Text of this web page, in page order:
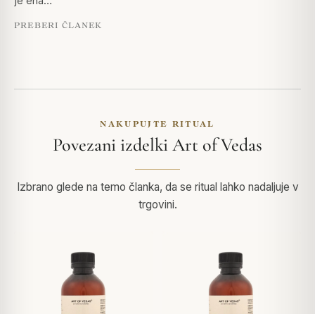
PREBERI ČLANEK
NAKUPUJTE RITUAL
Povezani izdelki Art of Vedas
Izbrano glede na temo članka, da se ritual lahko nadaljuje v
trgovini.